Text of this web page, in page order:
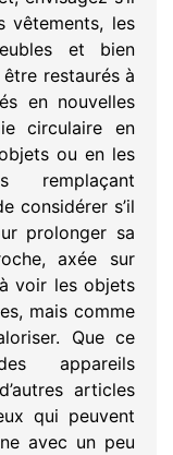
vêtements, les
et bien
restaurés à
en nouvelles
circulaire en
ou en les
remplaçant
considérer s’il
prolonger sa
axée sur
voir les objets
mais comme
Que ce
appareils
articles
qui peuvent
avec un peu